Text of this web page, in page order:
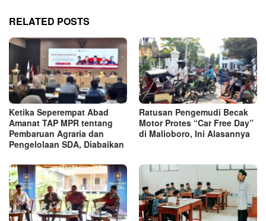
RELATED POSTS
Ketika Seperempat Abad
Amanat TAP MPR tentang
Pembaruan Agraria dan
Pengelolaan SDA, Diabaikan
Ratusan Pengemudi Becak
Motor Protes “Car Free Day”
di Malioboro, Ini Alasannya